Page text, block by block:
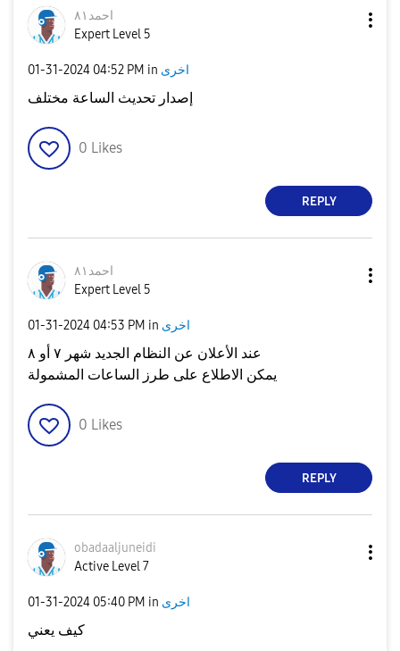
احمد٨١
Expert Level 5
‎01-31-2024 04:52 PM in اخرى
إصدار تحديث الساعة مختلف
0 Likes
REPLY
احمد٨١
Expert Level 5
‎01-31-2024 04:53 PM in اخرى
عند الأعلان عن النظام الجديد شهر ٧ أو ٨
يمكن الاطلاع على طرز الساعات المشمولة
0 Likes
REPLY
obadaaljuneidi
Active Level 7
‎01-31-2024 05:40 PM in اخرى
كيف يعني